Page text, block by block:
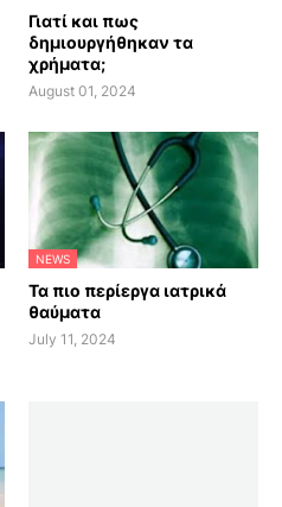
Γιατί και πως
δημιουργήθηκαν τα
χρήματα;
August 01, 2024
NEWS
Τα πιο περίεργα ιατρικά
θαύματα
July 11, 2024